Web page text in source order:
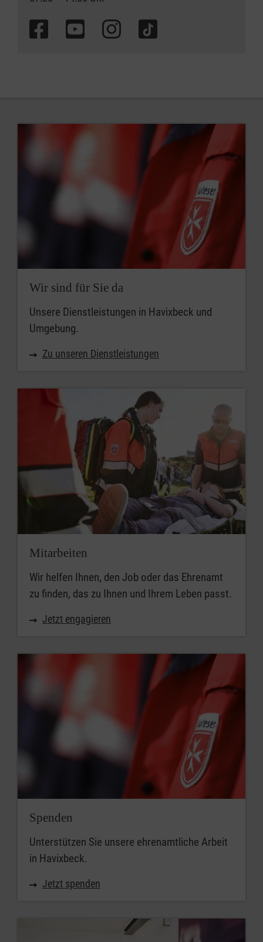
Wir sind für Sie da
Unsere Dienstleistungen in Havixbeck und
Umgebung.
Zu unseren Dienstleistungen
Mitarbeiten
Wir helfen Ihnen, den Job oder das Ehrenamt
zu finden, das zu Ihnen und Ihrem Leben passt.
Jetzt engagieren
Spenden
Unterstützen Sie unsere ehrenamtliche Arbeit
in Havixbeck.
Jetzt spenden